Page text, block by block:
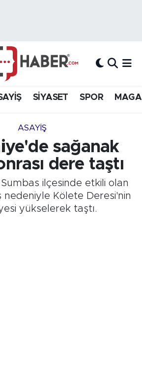
SİYASET SPOR
ASAYİŞ
sağanak
dere taştı
ilçesinde etkili olan
nedeniyle Kölete Deresi'nin
yükselerek taştı.
Durumu ve Fikstür